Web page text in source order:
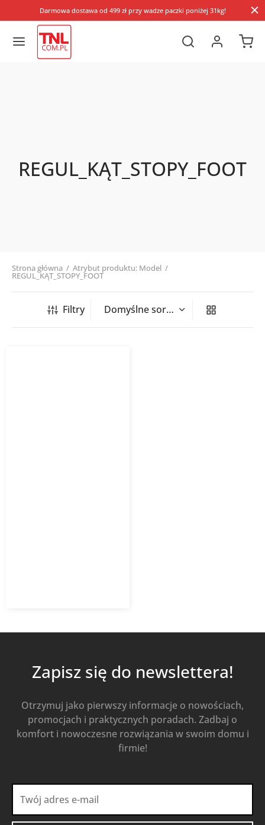
Darmowa dostawa od 499 zł przy wadze paczki poniżej 31kg!
REGUL_KĄT_STOPY_FOOT
Strona główna / Atrybut produktu: Model /
REGUL_KĄT_STOPY_FOOT
Filtry
Zapisz się do newslettera!
Otrzymuj jako pierwszy informacje o nowościach,
promocjach i praktycznych poradach. Zadbaj o
komfort i nowoczesne rozwiązania w swoim domu i
firmie!